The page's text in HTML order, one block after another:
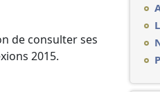
de consulter ses
2015.